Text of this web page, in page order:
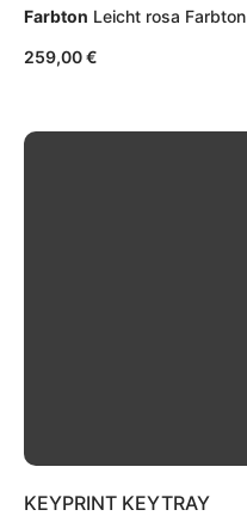
Farbton Leicht rosa Farbton
259,00€
KEYPRINT KEYTRAY